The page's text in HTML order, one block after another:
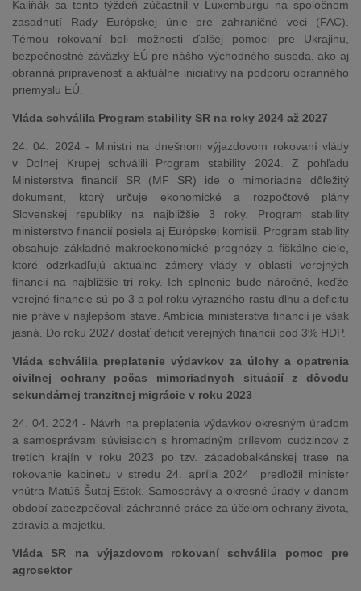
Kaliňák sa tento týždeň zúčastnil v Luxemburgu na spoločnom
zasadnutí Rady Európskej únie pre zahraničné veci (FAC).
Témou rokovaní boli možnosti ďalšej pomoci pre Ukrajinu,
bezpečnostné záväzky EÚ pre nášho východného suseda, ako aj
obranná pripravenosť a aktuálne iniciatívy na podporu obranného
priemyslu EÚ.
Vláda schválila Program stability SR na roky 2024 až 2027
24. 04. 2024 - Ministri na dnešnom výjazdovom rokovaní vlády
v Dolnej Krupej schválili Program stability 2024. Z pohľadu
Ministerstva financií SR (MF SR) ide o mimoriadne dôležitý
dokument, ktorý určuje ekonomické a rozpočtové plány
Slovenskej republiky na najbližšie 3 roky. Program stability
ministerstvo financií posiela aj Európskej komisii. Program stability
obsahuje základné makroekonomické prognózy a fiškálne ciele,
ktoré odzrkadľujú aktuálne zámery vlády v oblasti verejných
financií na najbližšie tri roky. Ich splnenie bude náročné, keďže
verejné financie sú po 3 a pol roku výrazného rastu dlhu a deficitu
nie práve v najlepšom stave. Ambícia ministerstva financií je však
jasná. Do roku 2027 dostať deficit verejných financií pod 3% HDP.
Vláda schválila preplatenie výdavkov za úlohy a opatrenia
civilnej ochrany počas mimoriadnych situácií z dôvodu
sekundárnej tranzitnej migrácie v roku 2023
24. 04. 2024 - Návrh na preplatenia výdavkov okresným úradom
a samosprávam súvisiacich s hromadným prílevom cudzincov z
tretích krajín v roku 2023 po tzv. západobalkánskej trase na
rokovanie kabinetu v stredu 24. apríla 2024 predložil minister
vnútra Matúš Šutaj Eštok. Samosprávy a okresné úrady v danom
období zabezpečovali záchranné práce za účelom ochrany života,
zdravia a majetku.
Vláda SR na výjazdovom rokovaní schválila pomoc pre
agrosektor